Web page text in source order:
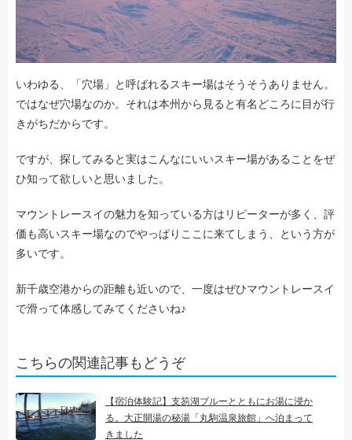
いわゆる、「穴場」と呼ばれるスキー場はそうそうありません。
ではなぜ穴場なのか。それは本州から見ると有名どころに目が行
きがちだからです。
ですが、探してみると実はこんなにいいスキー場があることをぜ
ひ知って欲しいと思いました。
マウントレースイの魅力を知っている方はリピーターが多く、評
価も高いスキー場なのでやっぱりここに来てしまう、という方が
多いです。
新千歳空港からの距離も近いので、一度はぜひマウントレースイ
で滑って体感してみてくださいね♪
こちらの関連記事もどうぞ
【宿泊体験記】支笏湖ブルーとともにお湯に浸か
る。大正開湯の秘湯「丸駒温泉旅館」へ泊まって
きました